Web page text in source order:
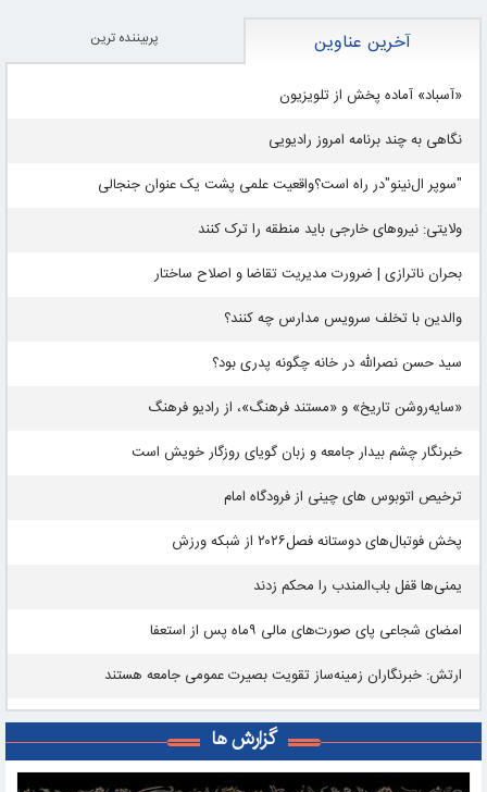
آخرین عناوین پربيننده ترين
«آسباد» آماده پخش از تلویزیون
نگاهی به چند برنامه امروز رادیویی
"سوپر ال‌نینو"در راه است؟واقعیت علمی پشت یک عنوان جنجالی
ولایتی: نیروهای خارجی باید منطقه را ترک کنند
بحران ناترازی | ضرورت مدیریت تقاضا و اصلاح ساختار
والدین با تخلف سرویس مدارس چه کنند؟
سید حسن نصرالله در خانه چگونه پدری بود؟
«سایه‌روشن تاریخ» و «مستند فرهنگ»، از رادیو فرهنگ
خبرنگار چشم بیدار جامعه و زبان گویای روزگار خویش است
ترخیص اتوبوس های چینی از فرودگاه امام
پخش فوتبال‌های دوستانه فصل۲۰۲۶ از شبکه ورزش
یمنی‌ها قفل باب‌المندب را محکم زدند
امضای شجاعی پای صورت‌های مالی ٩ماه پس از استعفا
ارتش: خبرنگاران زمینه‌ساز تقویت بصیرت عمومی جامعه هستند
گزارش ها